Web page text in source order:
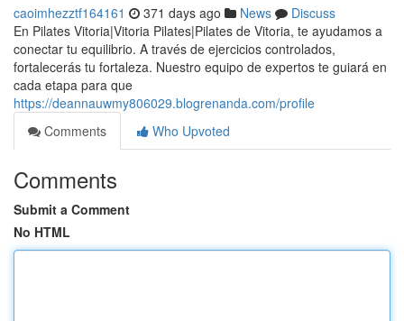
caoimhezztf164161 371 days ago News
Discuss
En Pilates Vitoria|Vitoria Pilates|Pilates de Vitoria, te ayudamos a
conectar tu equilibrio. A través de ejercicios controlados,
fortalecerás tu fortaleza. Nuestro equipo de expertos te guiará en
cada etapa para que
https://deannauwmy806029.blogrenanda.com/profile
Comments
Who Upvoted
Comments
Submit a Comment
No HTML